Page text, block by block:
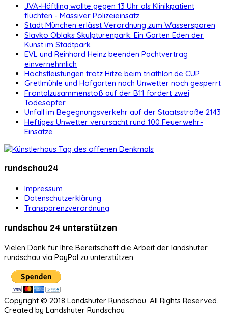
JVA-Häftling wollte gegen 13 Uhr als Klinikpatient
flüchten - Massiver Polizeieinsatz
Stadt München erlässt Verordnung zum Wassersparen
Slavko Oblaks Skulpturenpark: Ein Garten Eden der
Kunst im Stadtpark
EVL und Reinhard Heinz beenden Pachtvertrag
einvernehmlich
Höchstleistungen trotz Hitze beim triathlon.de CUP
Gretlmühle und Hofgarten nach Unwetter noch gesperrt
Frontalzusammenstoß auf der B11 fordert zwei
Todesopfer
Unfall im Begegnungsverkehr auf der Staatsstraße 2143
Heftiges Unwetter verursacht rund 100 Feuerwehr-
Einsätze
rundschau24
Impressum
Datenschutzerklärung
Transparenzverordnung
rundschau 24 unterstützen
Vielen Dank für Ihre Bereitschaft die Arbeit der landshuter
rundschau via PayPal zu unterstützen.
Copyright © 2018 Landshuter Rundschau. All Rights Reserved.
Created by Landshuter Rundschau